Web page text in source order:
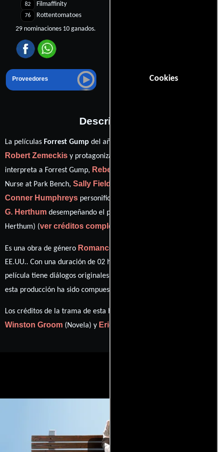
Cookies
82 Filmaffinity
76
Rottentomatoes
29 nominaciones 10 ganados.
Proveedores
Descripción
La películas Forrest Gump del año 1994, está dirigida por
Robert Zemeckis y protagonizada por
interpreta a Forrest Gump, Rebecca Williams
Nurse at Park Bench, Sally Field
Conner Humphreys personificando a Young Forrest y
G. Herthum desempeñando el papel de Doctor (as Harold
Herthum) (ver créditos completos
Es una obra de género Romance
EE.UU.. Con una duración de 02 hr 22 min (142 minutos), esta
película tiene diálogos originales en
esta producción ha sido compuesta por
Los créditos de la trama de esta historia están divididos entre
Winston Groom (Novela) y Eric Roth